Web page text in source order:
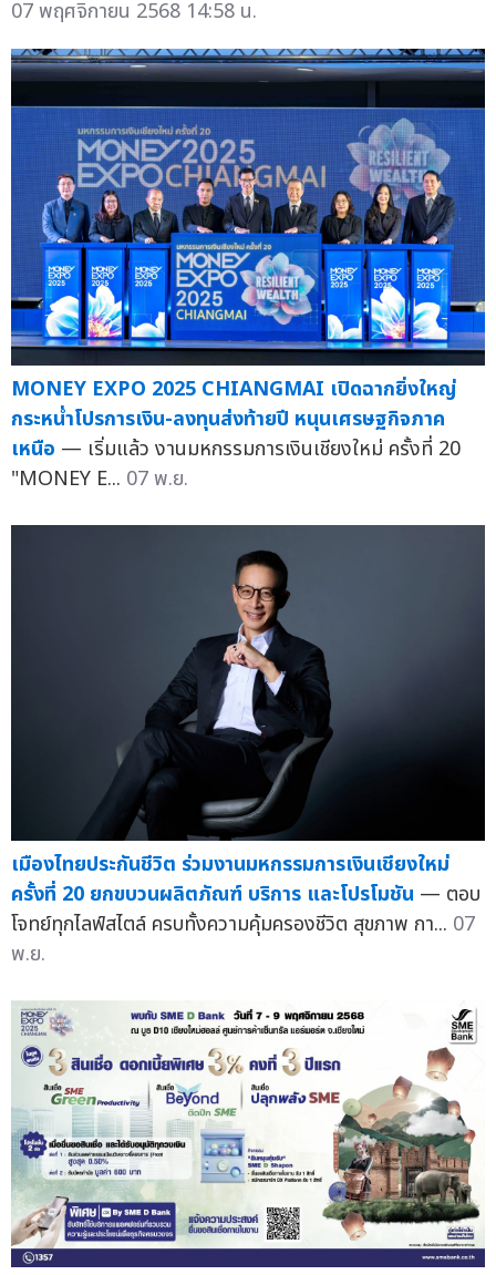
07 พฤศจิกายน 2568 14:58 น.
MONEY EXPO 2025 CHIANGMAI เปิดฉากยิ่งใหญ่
กระหน่ำโปรการเงิน-ลงทุนส่งท้ายปี หนุนเศรษฐกิจภาค
เหนือ — เริ่มแล้ว งานมหกรรมการเงินเชียงใหม่ ครั้งที่ 20
"MONEY E... 07 พ.ย.
เมืองไทยประกันชีวิต ร่วมงานมหกรรมการเงินเชียงใหม่
ครั้งที่ 20 ยกขบวนผลิตภัณฑ์ บริการ และโปรโมชัน — ตอบ
โจทย์ทุกไลฟ์สไตล์ ครบทั้งความคุ้มครองชีวิต สุขภาพ กา... 07
พ.ย.